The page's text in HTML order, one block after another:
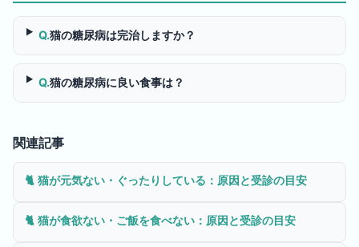
Q.猫の糖尿病は完治しますか？
Q.猫の糖尿病に良い食事は？
関連記事
🐈 猫が元気ない・ぐったりしている：原因と受診の目安
🐈 猫が食欲ない・ご飯を食べない：原因と受診の目安